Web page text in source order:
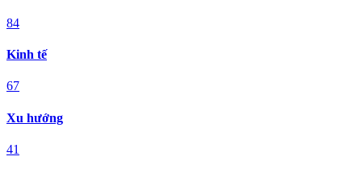
84
Kinh tế
67
Xu hướng
41